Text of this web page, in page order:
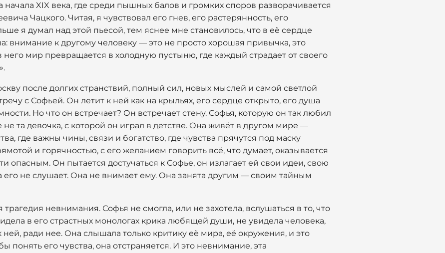
XIX века, где среди пышных балов и громких споров разворачивается
Чацкого. Читая, я чувствовал его гнев, его растерянность, его
я думал над этой пьесой, тем яснее мне становилось, что в её сердце
внимание к другому человеку — это не просто хорошая привычка, это
него мир превращается в холодную пустыню, где каждый страдает от своего
после долгих странствий, полный сил, новых мыслей и самой светлой
с Софьей. Он летит к ней как на крыльях, его сердце открыто, его душа
Но что он встречает? Он встречает стену. Софья, которую он так любил
та девочка, с которой он играл в детстве. Она живёт в другом мире —
где важны чины, связи и богатство, где чувства прячутся под маску
и горячностью, с его желанием говорить всё, что думает, оказывается
опасным. Он пытается достучаться к Софье, он излагает ей свои идеи, свою
его не слушает. Она не внимает ему. Она занята другим — своим тайным
трагедия невнимания. Софья не смогла, или не захотела, вслушаться в то, что
в его страстных монологах крика любящей души, не увидела человека,
ради нее. Она слышала только критику её мира, её окружения, и это
понять его чувства, она отстраняется. И это невнимание, эта